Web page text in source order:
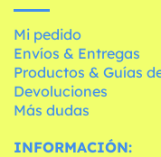
Mi pedido
Envíos & Entregas
Productos & Guías
Devoluciones
Más dudas
INFORMACIÓN: